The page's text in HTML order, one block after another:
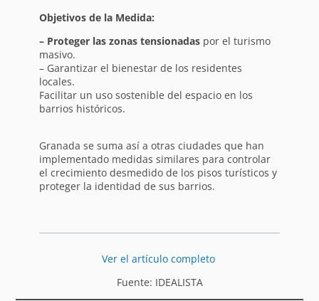
Objetivos de la Medida:
– Proteger las zonas tensionadaspor el turismo
masivo.
– Garantizar el bienestar de los residentes
locales.
Facilitar un uso sostenible del espacio en los
barrios históricos.
Granada se suma así a otras ciudades que han
implementado medidas similares para controlar
el crecimiento desmedido de los pisos turísticos y
proteger la identidad de sus barrios.
Ver el artículo completo
Fuente: IDEALISTA